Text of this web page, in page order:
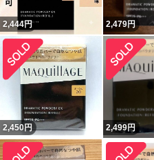
2,444円 2,479円
2,450円 2,499円